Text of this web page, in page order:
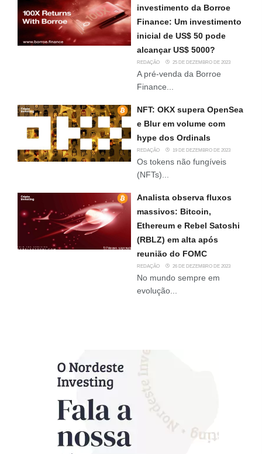
investimento da Borroe
Finance: Um investimento
inicial de US$ 50 pode
alcançar US$ 5000?
REDAÇÃO 25 DE DEZEMBRO DE 2023
A pré-venda da Borroe
Finance...
NFT: OKX supera OpenSea
e Blur em volume com
hype dos Ordinals
REDAÇÃO 19 DE DEZEMBRO DE 2023
Os tokens não fungíveis
(NFTs)...
Analista observa fluxos
massivos: Bitcoin,
Ethereum e Rebel Satoshi
(RBLZ) em alta após
reunião do FOMC
REDAÇÃO 26 DE DEZEMBRO DE 2023
No mundo sempre em
evolução...